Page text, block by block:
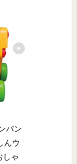
パン
んウ
しゃ